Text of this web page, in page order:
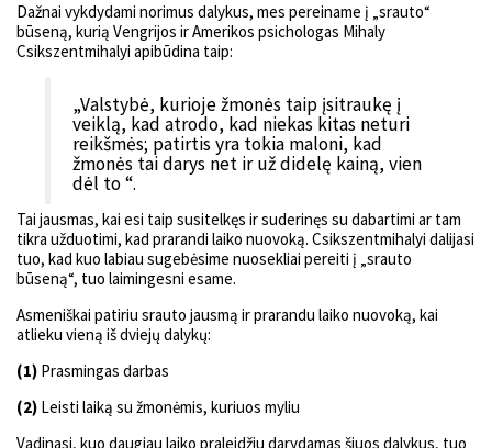
Dažnai vykdydami norimus dalykus, mes pereiname į „srauto“
būseną, kurią Vengrijos ir Amerikos psichologas Mihaly
Csikszentmihalyi apibūdina taip:
„Valstybė, kurioje žmonės taip įsitraukę į
veiklą, kad atrodo, kad niekas kitas neturi
reikšmės; patirtis yra tokia maloni, kad
žmonės tai darys net ir už didelę kainą, vien
dėl to “.
Tai jausmas, kai esi taip susitelkęs ir suderinęs su dabartimi ar tam
tikra užduotimi, kad prarandi laiko nuovoką. Csikszentmihalyi dalijasi
tuo, kad kuo labiau sugebėsime nuosekliai pereiti į „srauto
būseną“, tuo laimingesni esame.
Asmeniškai patiriu srauto jausmą ir prarandu laiko nuovoką, kai
atlieku vieną iš dviejų dalykų:
(1) Prasmingas darbas
(2) Leisti laiką su žmonėmis, kuriuos myliu
Vadinasi, kuo daugiau laiko praleidžiu darydamas šiuos dalykus, tuo